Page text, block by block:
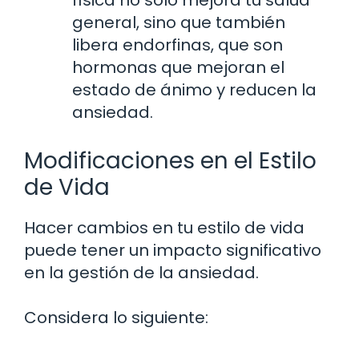
general, sino que también
libera endorfinas, que son
hormonas que mejoran el
estado de ánimo y reducen la
ansiedad.
Modificaciones en el Estilo
de Vida
Hacer cambios en tu estilo de vida
puede tener un impacto significativo
en la gestión de la ansiedad.
Considera lo siguiente: